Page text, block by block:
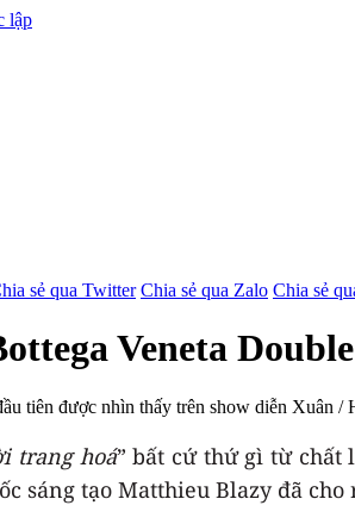
lập
sẻ qua Twitter Chia sẻ qua Zalo Chia sẻ
Veneta
tiên được nhìn thấy trên show diễn Xuân
trang hoá” bất cứ thứ gì từ
sáng tạo Matthieu Blazy đã